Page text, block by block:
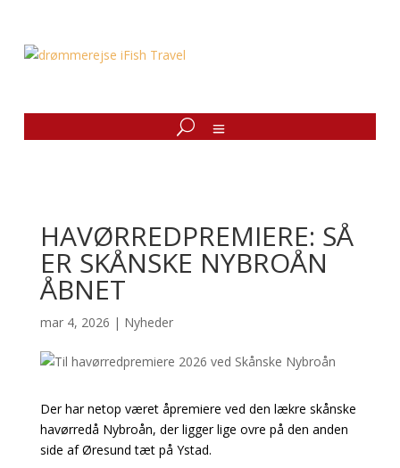
HAVØRREDPREMIERE: SÅ
ER SKÅNSKE NYBROÅN
ÅBNET
mar 4, 2026 | Nyheder
Der har netop været åpremiere ved den lækre skånske
havørredå Nybroån, der ligger lige ovre på den anden
side af Øresund tæt på Ystad.